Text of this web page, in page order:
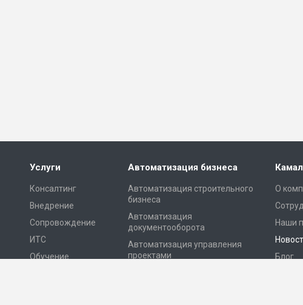
Услуги
Консалтинг
Внедрение
Сопровождение
ИТС
Обучение
Автоматизация бизнеса
Автоматизация строительного
бизнеса
Автоматизация
документооборота
Автоматизация управления
проектами
О
Наши
Блог